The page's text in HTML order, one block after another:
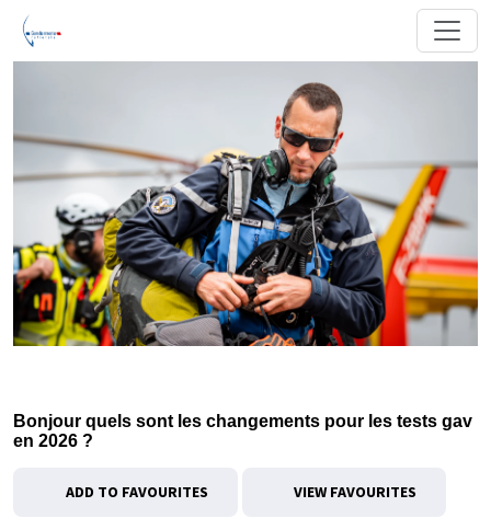
Bonjour quels sont les changements pour les tests gav
en 2026 ?
ADD TO FAVOURITES VIEW FAVOURITES